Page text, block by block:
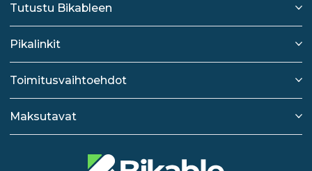
Tutustu Bikableen
Pikalinkit
Toimitusvaihtoehdot
Maksutavat